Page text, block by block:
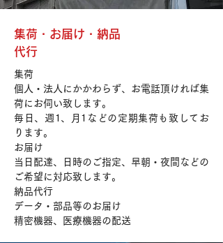
集荷・お届け・納品
代行
集荷
個人・法人にかかわらず、お電話頂ければ集
荷にお伺い致します。
毎日、週1、月1などの定期集荷も致してお
ります。
お届け
当日配達、日時のご指定、早朝・夜間などの
ご希望に対応致します。
​納品代行
データ・部品等のお届け
精密機器、医療機器の配送